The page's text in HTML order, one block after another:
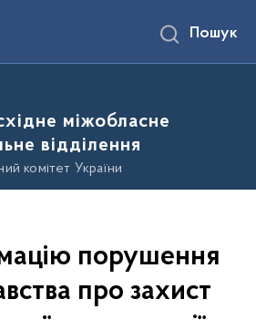
Пошук
міжобласне
відділення
комітет України
порушення
про захист